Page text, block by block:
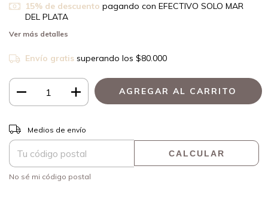
15% de descuento pagando con EFECTIVO SOLO MAR
DEL PLATA
Ver más detalles
Envío gratis superando los $80.000
Entregas para el CP:
Medios de envío
CALCULAR
No sé mi código postal